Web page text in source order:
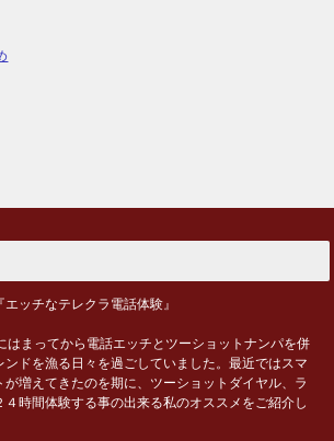
ッチなテレクラ電話体験』
はまってから電話エッチとツーショットナンパを併
ンドを漁る日々を過ごしていました。最近ではスマ
増えてきたのを期に、ツーショットダイヤル、ラ
時間体験する事の出来る私のオススメをご紹介し